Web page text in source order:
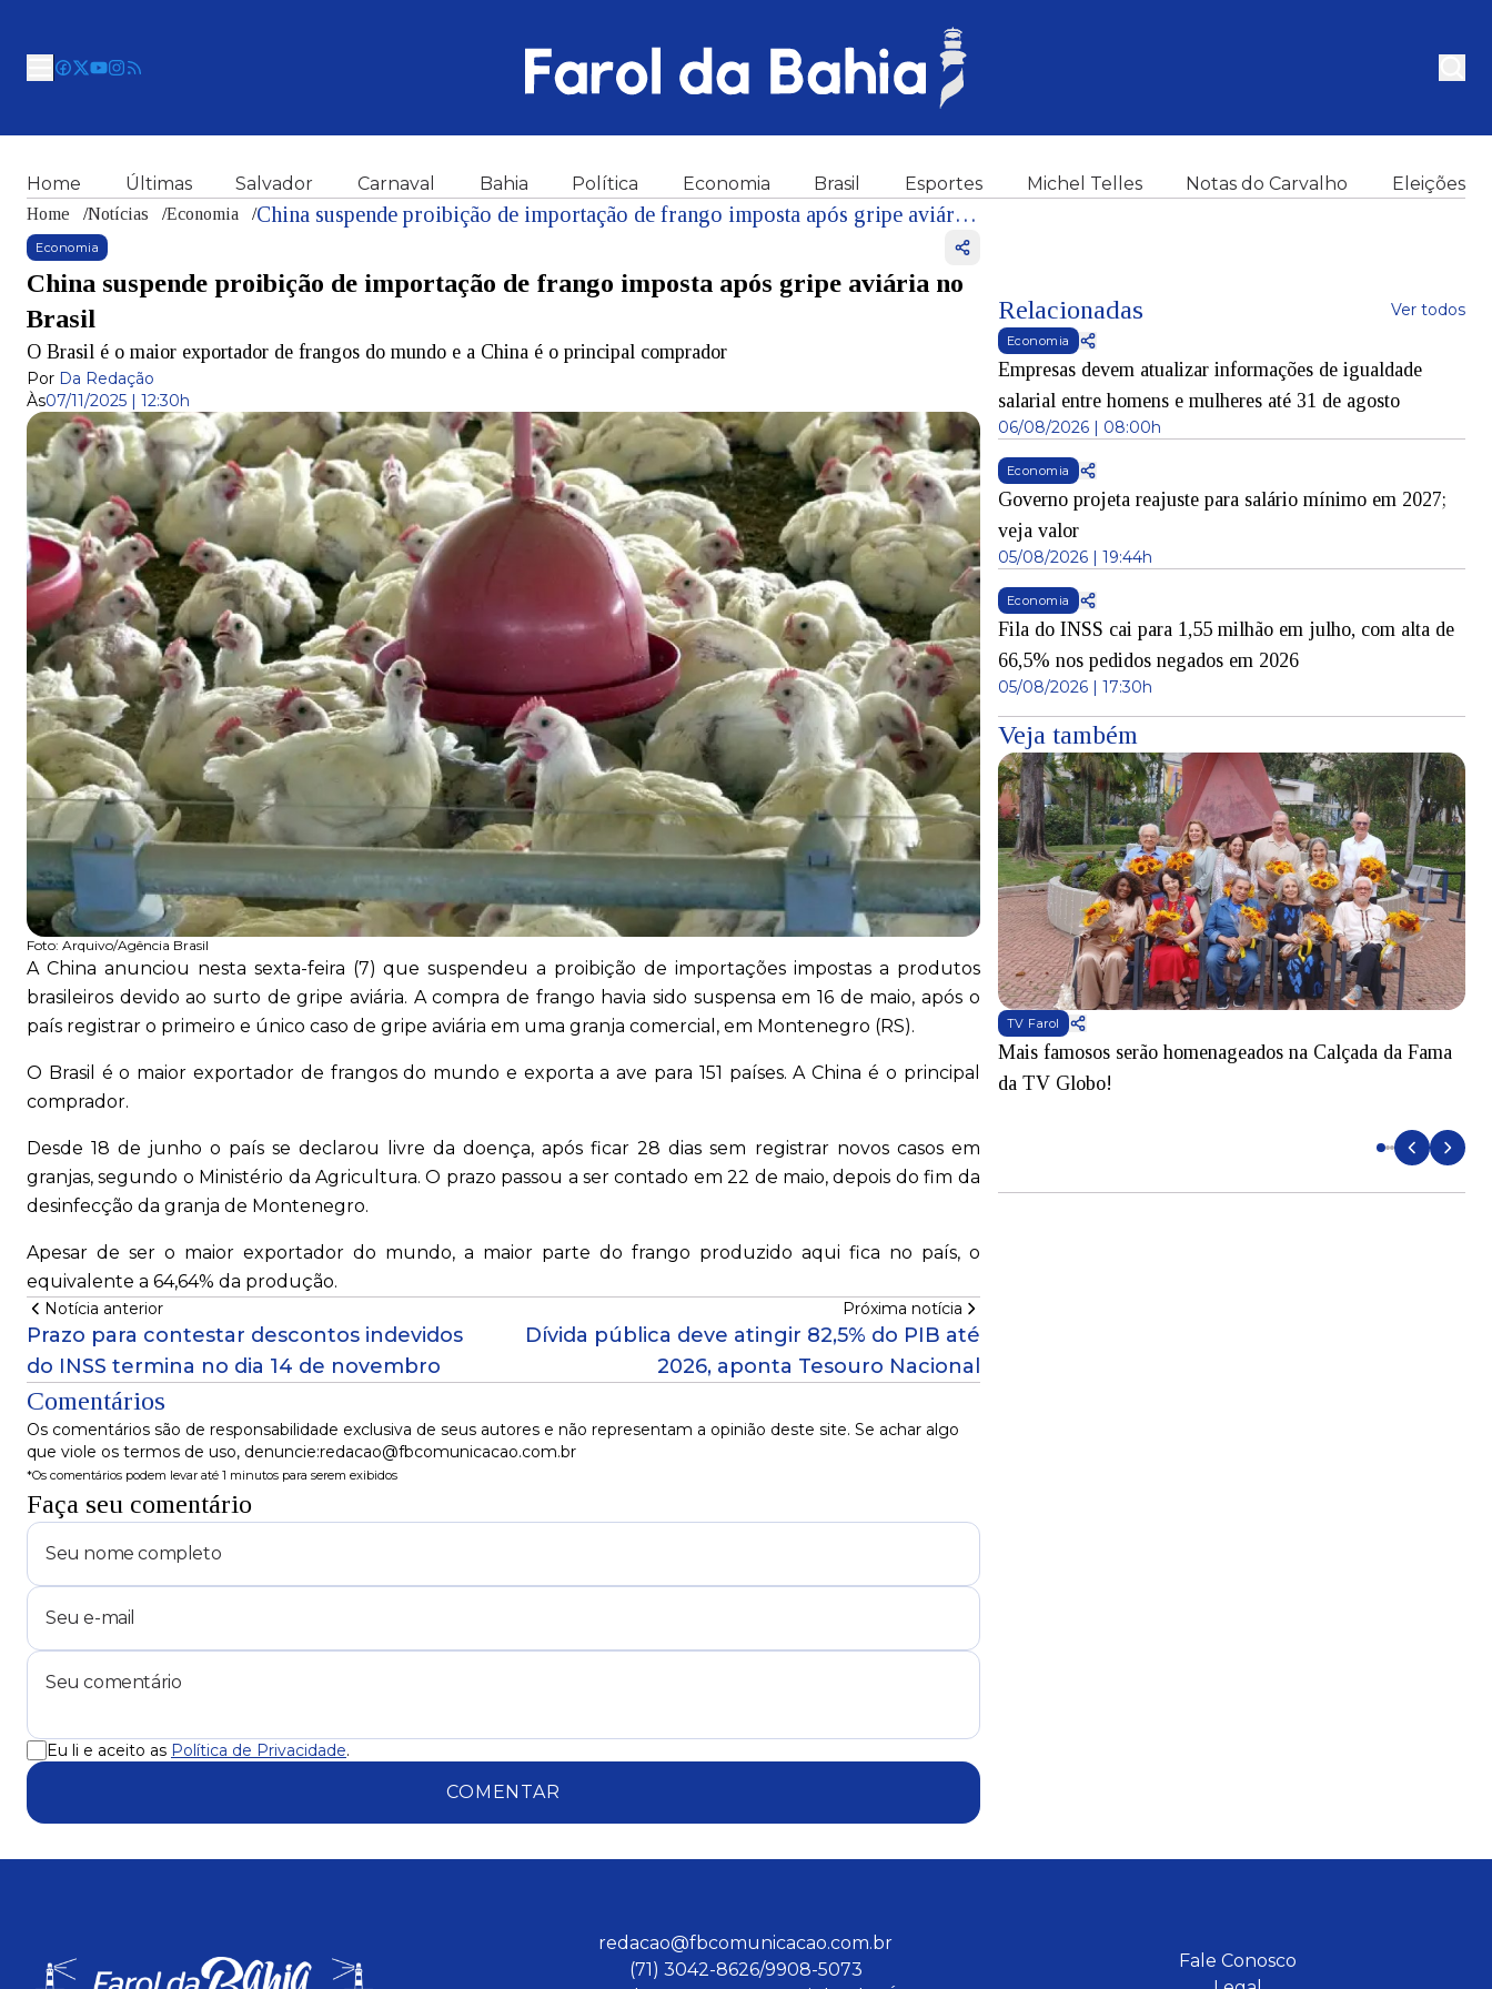
Home Últimas Salvador Carnaval Bahia Política Economia Brasil Esportes Michel Telles Notas do Carvalho Eleições
Home /Notícias /Economia / China suspende proibição de importação de frango imposta após gripe aviária no Brasil
Economia
China suspende proibição de importação de frango imposta após gripe aviária no
Brasil
O Brasil é o maior exportador de frangos do mundo e a China é o principal comprador
Por Da Redação
Às07/11/2025 | 12:30h
Foto: Arquivo/Agência Brasil
A China anunciou nesta sexta-feira (7) que suspendeu a proibição de importações impostas a produtos
brasileiros devido ao surto de gripe aviária. A compra de frango havia sido suspensa em 16 de maio, após o
país registrar o primeiro e único caso de gripe aviária em uma granja comercial, em Montenegro (RS).
O Brasil é o maior exportador de frangos do mundo e exporta a ave para 151 países. A China é o principal
comprador.
Desde 18 de junho o país se declarou livre da doença, após ficar 28 dias sem registrar novos casos em
granjas, segundo o Ministério da Agricultura. O prazo passou a ser contado em 22 de maio, depois do fim da
desinfecção da granja de Montenegro.
Apesar de ser o maior exportador do mundo, a maior parte do frango produzido aqui fica no país, o
equivalente a 64,64% da produção.
Notícia anterior
Prazo para contestar descontos indevidos
do INSS termina no dia 14 de novembro
Próxima notícia
Dívida pública deve atingir 82,5% do PIB até
2026, aponta Tesouro Nacional
Comentários
Os comentários são de responsabilidade exclusiva de seus autores e não representam a opinião deste site. Se achar algo
que viole os termos de uso, denuncie:redacao@fbcomunicacao.com.br
*Os comentários podem levar até 1 minutos para serem exibidos
Faça seu comentário
Eu li e aceito as Política de Privacidade.
COMENTAR
Relacionadas Ver todos
Economia
Empresas devem atualizar informações de igualdade
salarial entre homens e mulheres até 31 de agosto
06/08/2026 | 08:00h
Economia
Governo projeta reajuste para salário mínimo em 2027;
veja valor
05/08/2026 | 19:44h
Economia
Fila do INSS cai para 1,55 milhão em julho, com alta de
66,5% nos pedidos negados em 2026
05/08/2026 | 17:30h
Veja também
TV Farol
Mais famosos serão homenageados na Calçada da Fama
da TV Globo!
redacao@fbcomunicacao.com.br
(71) 3042-8626/9908-5073
Fale Conosco